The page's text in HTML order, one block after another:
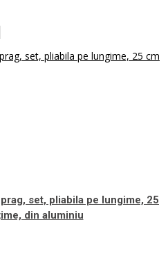
set, pliabila pe lungime, 25
din aluminiu